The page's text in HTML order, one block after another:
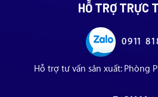
HỖ TRỢ TRỰC
0911
Hỗ trợ tư vấn sản xuất: Phòng